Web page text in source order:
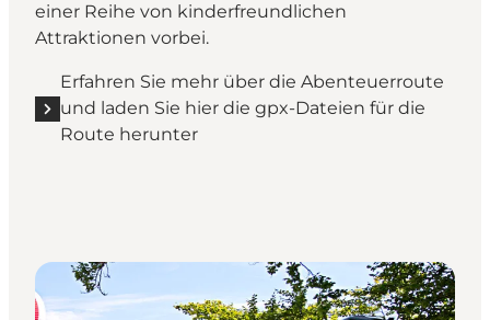
einer Reihe von kinderfreundlichen
Attraktionen vorbei.
Erfahren Sie mehr über die Abenteuerroute
und laden Sie hier die gpx-Dateien für die
Route herunter